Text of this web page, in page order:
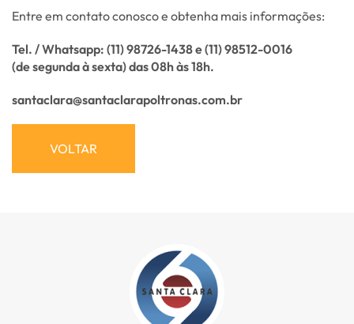
Entre em contato conosco e obtenha mais informações:
Tel. / Whatsapp: (11) 98726-1438 e (11) 98512-0016
(de segunda à sexta) das 08h às 18h.
santaclara@santaclarapoltronas.com.br
VOLTAR